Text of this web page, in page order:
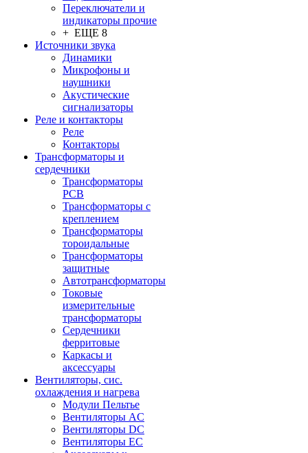
Переключатели и
индикаторы прочие
+ ЕЩЕ 8
Источники звука
Динамики
Микрофоны и
наушники
Акустические
сигнализаторы
Реле и контакторы
Реле
Контакторы
Трансформаторы и
сердечники
Трансформаторы
PCB
Трансформаторы с
креплением
Трансформаторы
тороидальные
Трансформаторы
защитные
Автотрансформаторы
Токовые
измерительные
трансформаторы
Сердечники
ферритовые
Каркасы и
аксессуары
Вентиляторы, сис.
охлаждения и нагрева
Модули Пельтье
Вентиляторы AC
Вентиляторы DC
Вентиляторы EC